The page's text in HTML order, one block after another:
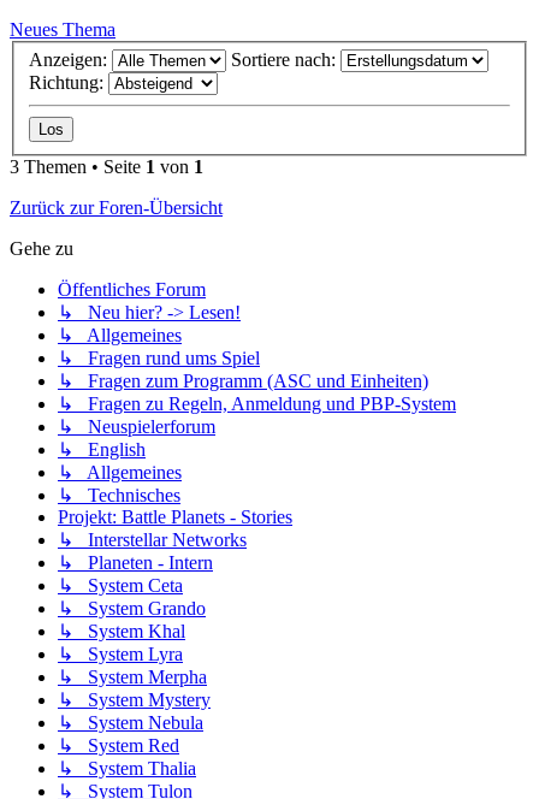
Neues Thema
Anzeigen:
Sortiere nach:
Richtung:
3 Themen • Seite 1 von 1
Zurück zur Foren-Übersicht
Gehe zu
Öffentliches Forum
↳ Neu hier? -> Lesen!
↳ Allgemeines
↳ Fragen rund ums Spiel
↳ Fragen zum Programm (ASC und Einheiten)
↳ Fragen zu Regeln, Anmeldung und PBP-System
↳ Neuspielerforum
↳ English
↳ Allgemeines
↳ Technisches
Projekt: Battle Planets - Stories
↳ Interstellar Networks
↳ Planeten - Intern
↳ System Ceta
↳ System Grando
↳ System Khal
↳ System Lyra
↳ System Merpha
↳ System Mystery
↳ System Nebula
↳ System Red
↳ System Thalia
↳ System Tulon